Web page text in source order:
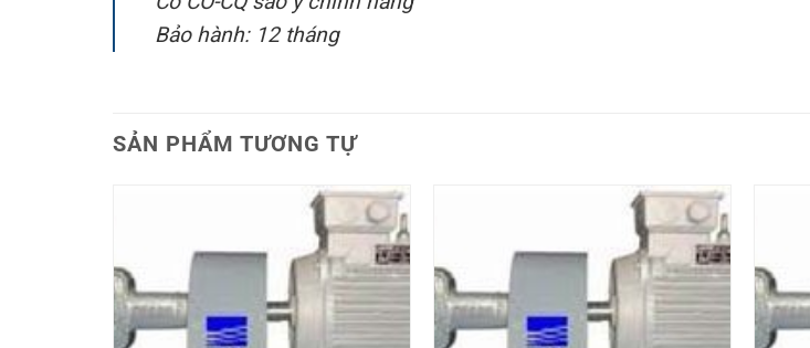
Bảo hành: 12 tháng
SẢN PHẨM TƯƠNG TỰ